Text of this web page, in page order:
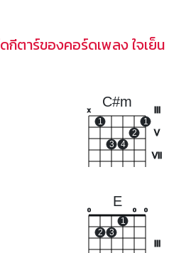
กีตาร์ของคอร์ดเพลง ใจเย็น
C#m
V
VII
x
1
3 4
2
1
E
o
2 3
1
o o